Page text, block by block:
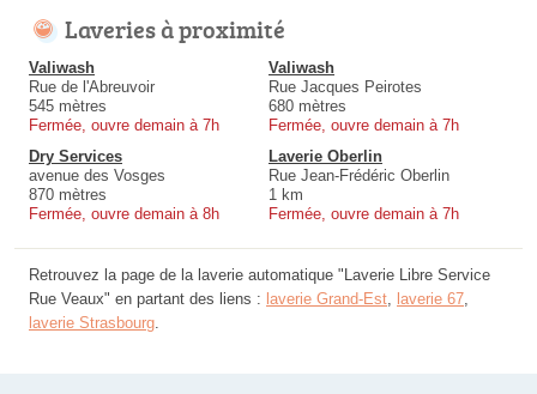
Laveries à proximité
Valiwash
Rue de l'Abreuvoir
545 mètres
Fermée, ouvre demain à 7h
Valiwash
Rue Jacques Peirotes
680 mètres
Fermée, ouvre demain à 7h
Dry Services
avenue des Vosges
870 mètres
Fermée, ouvre demain à 8h
Laverie Oberlin
Rue Jean-Frédéric Oberlin
1 km
Fermée, ouvre demain à 7h
Retrouvez la page de la laverie automatique "Laverie Libre Service
Rue Veaux" en partant des liens : laverie Grand-Est, laverie 67,
laverie Strasbourg.